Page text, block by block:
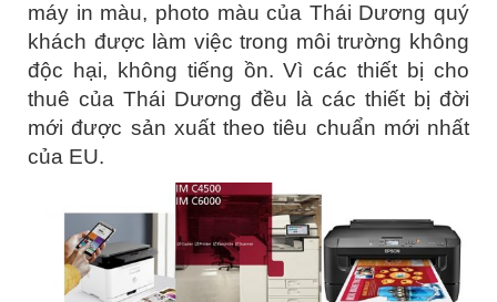
máy in màu, photo màu của Thái Dương quý
khách được làm việc trong môi trường không
độc hại, không tiếng ồn. Vì các thiết bị cho
thuê của Thái Dương đều là các thiết bị đời
mới được sản xuất theo tiêu chuẩn mới nhất
của EU.